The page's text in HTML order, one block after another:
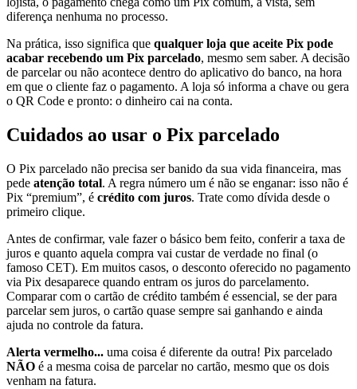
diferença nenhuma no processo.
Na prática, isso significa que qualquer loja que aceite Pix pode
acabar recebendo um Pix parcelado, mesmo sem saber. A decisão
de parcelar ou não acontece dentro do aplicativo do banco, na hora
em que o cliente faz o pagamento. A loja só informa a chave ou gera
o QR Code e pronto: o dinheiro cai na conta.
Cuidados ao usar o Pix parcelado
O Pix parcelado não precisa ser banido da sua vida financeira, mas
pede atenção total. A regra número um é não se enganar: isso não é
Pix “premium”, é crédito com juros. Trate como dívida desde o
primeiro clique.
Antes de confirmar, vale fazer o básico bem feito, conferir a taxa de
juros e quanto aquela compra vai custar de verdade no final (o
famoso CET). Em muitos casos, o desconto oferecido no pagamento
via Pix desaparece quando entram os juros do parcelamento.
Comparar com o cartão de crédito também é essencial, se der para
parcelar sem juros, o cartão quase sempre sai ganhando e ainda
ajuda no controle da fatura.
Alerta vermelho... uma coisa é diferente da outra! Pix parcelado
NÃO é a mesma coisa de parcelar no cartão, mesmo que os dois
venham na fatura.